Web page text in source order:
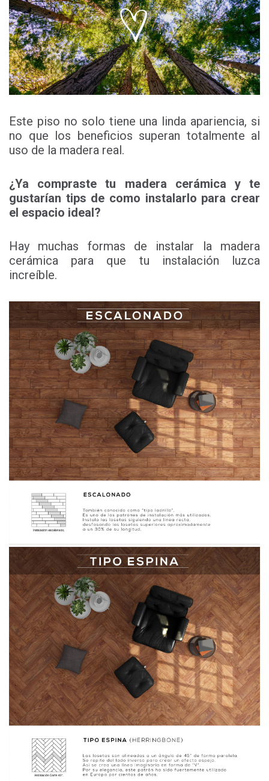
Este piso no solo tiene una linda apariencia, si
no que los beneficios superan totalmente al
uso de la madera real.
¿Ya compraste tu madera cerámica y te
gustarían tips de como instalarlo para crear
el espacio ideal?
Hay muchas formas de instalar la madera
cerámica para que tu instalación luzca
increíble.